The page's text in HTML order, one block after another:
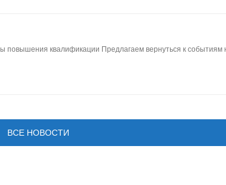
повышения квалификации Предлагаем вернуться к
ВСЕ НОВОСТИ